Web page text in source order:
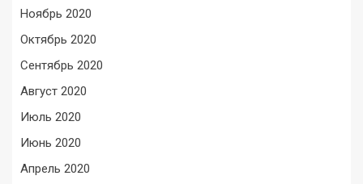
Ноябрь 2020
Октябрь 2020
Сентябрь 2020
Август 2020
Июль 2020
Июнь 2020
Апрель 2020